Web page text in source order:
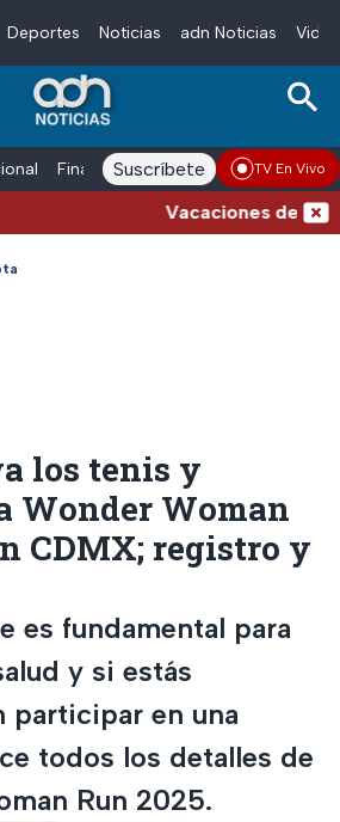
Deportes Noticias adn Noticias
Finanzas adn Noticias Radio
Suscríbete TV En Vivo
Vacaciones de
los tenis y
Wonder Woman
CDMX; registro y
es fundamental para
y si estás
participar en una
todos los detalles de
Run 2025.